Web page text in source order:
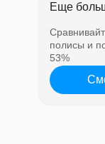
Еще
полисы и
53%